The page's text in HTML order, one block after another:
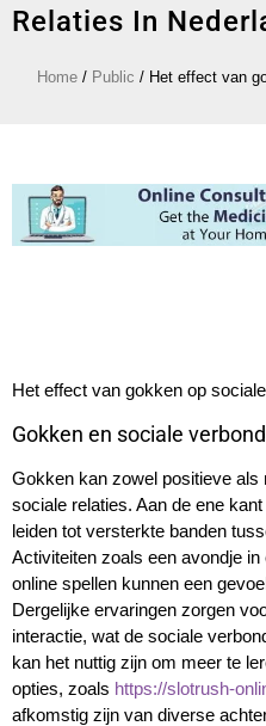
Relaties In
Home / Public / Het effect van
Het effect van gokken op
Gokken en sociale
Gokken kan zowel positieve als
sociale relaties. Aan de ene
leiden tot versterkte banden
Activiteiten zoals een avondje
online spellen kunnen een
Dergelijke ervaringen zorgen
interactie, wat de sociale
kan het nuttig zijn om meer te
opties, zoals https://slotrush-
afkomstig zijn van diverse